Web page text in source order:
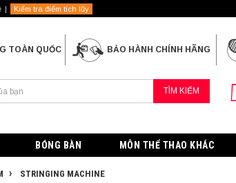
Kiểm tra điểm tích lũy
TOÀN QUỐC BẢO HÀNH CHÍNH HÃNG
TÌM KIẾM
BÓNG BÀN MÔN THỂ THAO KHÁC
STRINGING MACHINE